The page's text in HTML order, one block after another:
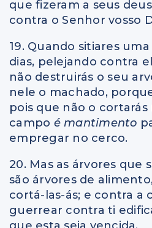
que fizeram a seus
contra o Senhor vosso
19. Quando sitiares
dias, pelejando contra
não destruirás o seu
nele o machado,
pois que não o
campo é mantimento
empregar no cerco.
20. Mas as árvores que
são árvores de
cortá-las-ás; e contra a
guerrear contra ti
que esta seja vencida.